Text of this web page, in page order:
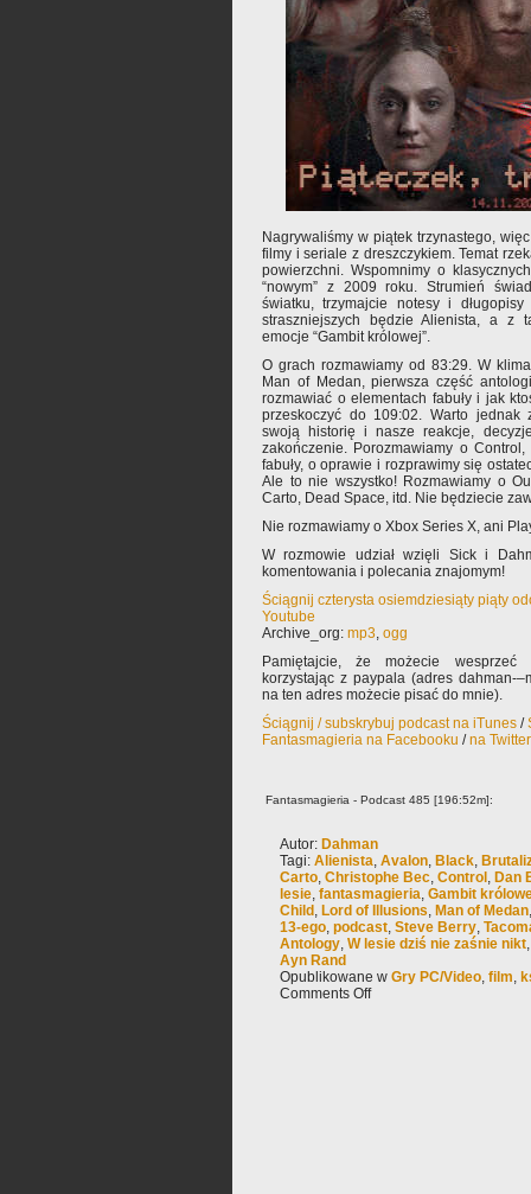
Nagrywaliśmy w piątek trzynastego,
filmy i seriale z dreszczykiem. Temat
powierzchni. Wspomnimy o
“nowym” z 2009 roku. Strumień
światku, trzymajcie notesy i
straszniejszych będzie Alienista, a z
emocje “Gambit królowej”.
O grach rozmawiamy od 83:29. W
Man of Medan, pierwsza część
rozmawiać o elementach fabuły i jak
przeskoczyć do 109:02. Warto jednak
swoją historię i nasze reakcje,
zakończenie. Porozmawiamy o
fabuły, o oprawie i rozprawimy się
Ale to nie wszystko! Rozmawiamy o
Carto, Dead Space, itd. Nie będziecie
Nie rozmawiamy o Xbox Series X, ani
W rozmowie udział wzięli Sick i
komentowania i polecania znajomym!
Ściągnij czterysta osiemdziesiąty piąty
Youtube
Archive_org: mp3, ogg
Pamiętajcie, że możecie wesprzeć
korzystając z paypala (adres dahman-
na ten adres możecie pisać do mnie).
Ściągnij / subskrybuj podcast na iTunes /
Fantasmagieria na Facebooku /na
Fantasmagieria - Podcast 485 [196:52m]:
Autor: Dahman
Tagi: Alienista, Avalon, Black,
Carto, Christophe Bec, Control , Dan
lesie, fantasmagieria, Gambit
Child , Lord of Illusions, Man of Medan
13-ego, podcast, Steve Berry,
Antology, W lesie dziś nie zaśnie nikt
Ayn Rand
Opublikowane w Gry PC/Video, film,
Comments Off